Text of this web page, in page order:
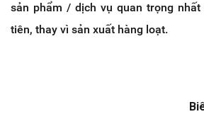
sản phẩm / dịch vụ quan trọng
tiên, thay vì sản xuất hàng loạt.